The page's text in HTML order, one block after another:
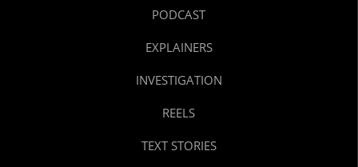
PODCAST
EXPLAINERS
INVESTIGATION
REELS
TEXT STORIES